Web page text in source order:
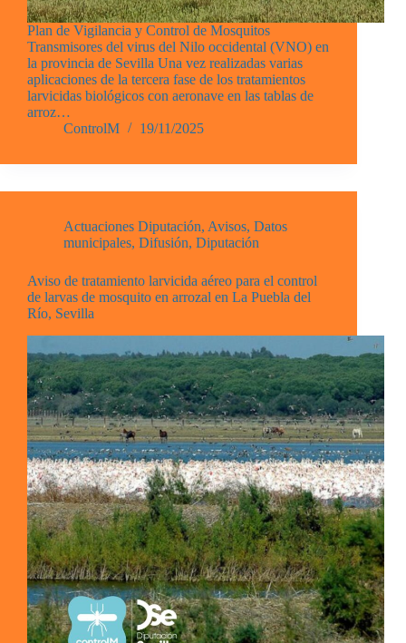
Plan de Vigilancia y Control de Mosquitos
Transmisores del virus del Nilo occidental (VNO) en
la provincia de Sevilla Una vez realizadas varias
aplicaciones de la tercera fase de los tratamientos
larvicidas biológicos con aeronave en las tablas de
arroz…
ControlM
19/11/2025
Actuaciones Diputación, Avisos, Datos
municipales, Difusión, Diputación
Aviso de tratamiento larvicida aéreo para el control
de larvas de mosquito en arrozal en La Puebla del
Río, Sevilla